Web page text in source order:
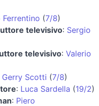
Ferrentino (7/8)
televisivo: Sergio
televisivo: Valerio
Gerry Scotti (7/8)
: Luca Sardella (19/2)
: Piero